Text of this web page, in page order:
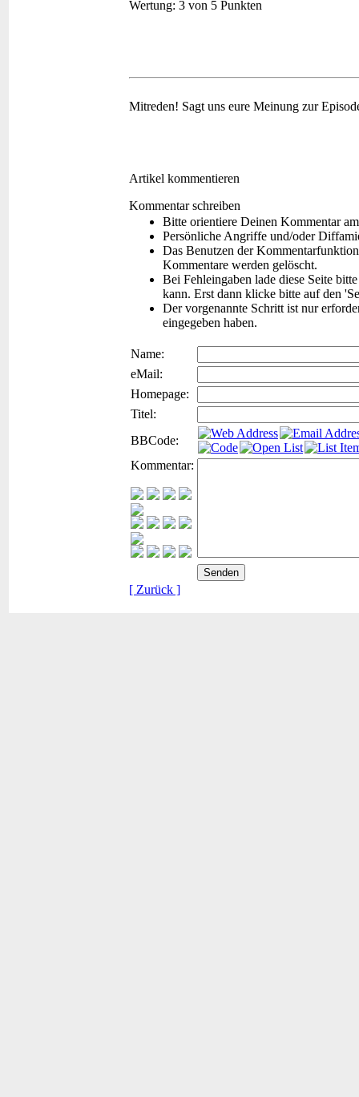
Wertung: 3 von 5 Punkten
Mitreden! Sagt uns eure Meinung zur
Artikel kommentieren
Kommentar schreiben
Bitte orientiere Deinen Kommentar
Persönliche Angriffe und/oder
Das Benutzen der
Kommentare werden gelöscht.
Bei Fehleingaben lade diese Seite
kann. Erst dann klicke bitte auf den
Der vorgenannte Schritt ist nur
eingegeben haben.
Name:
eMail:
Homepage:
Titel:
BBCode:
Kommentar:
[ Zurück ]